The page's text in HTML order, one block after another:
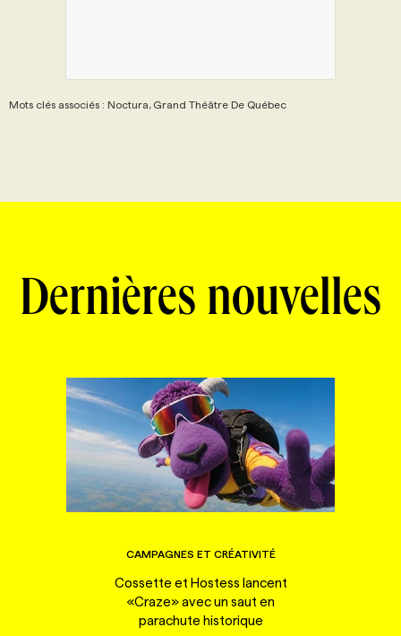
Mots clés associés : Noctura, Grand Théâtre De Québec
Dernières nouvelles
CAMPAGNES ET CRÉATIVITÉ
Cossette et Hostess lancent
«Craze» avec un saut en
parachute historique